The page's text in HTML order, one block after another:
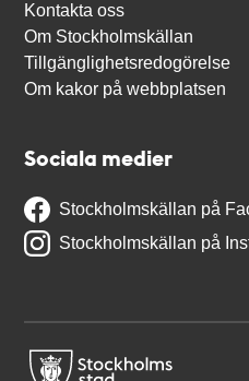
Kontakta oss
Om Stockholmskällan
Tillgänglighetsredogörelse
Om kakor på webbplatsen
Sociala medier
Stockholmskällan på
Stockholmskällan på